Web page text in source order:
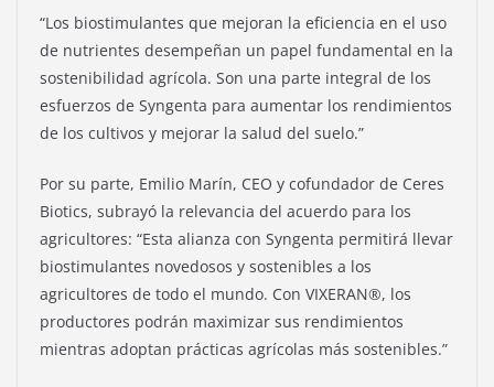
“Los biostimulantes que mejoran la eficiencia en el uso
de nutrientes desempeñan un papel fundamental en la
sostenibilidad agrícola. Son una parte integral de los
esfuerzos de Syngenta para aumentar los rendimientos
de los cultivos y mejorar la salud del suelo.”
Por su parte, Emilio Marín, CEO y cofundador de Ceres
Biotics, subrayó la relevancia del acuerdo para los
agricultores: “Esta alianza con Syngenta permitirá llevar
biostimulantes novedosos y sostenibles a los
agricultores de todo el mundo. Con VIXERAN®, los
productores podrán maximizar sus rendimientos
mientras adoptan prácticas agrícolas más sostenibles.”